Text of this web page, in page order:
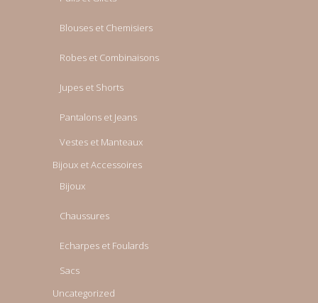
Blouses et Chemisiers
Robes et Combinaisons
Jupes et Shorts
Pantalons et Jeans
Vestes et Manteaux
Bijoux et Accessoires
Bijoux
Chaussures
Echarpes et Foulards
Sacs
Uncategorized